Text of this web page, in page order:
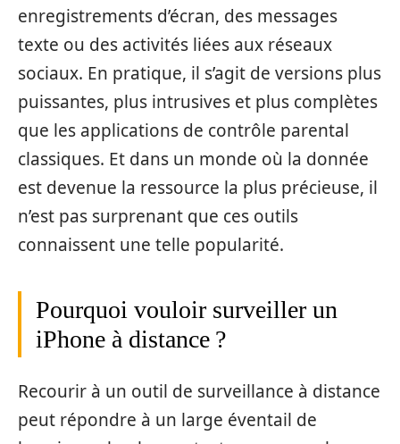
enregistrements d’écran, des messages
texte ou des activités liées aux réseaux
sociaux. En pratique, il s’agit de versions plus
puissantes, plus intrusives et plus complètes
que les applications de contrôle parental
classiques. Et dans un monde où la donnée
est devenue la ressource la plus précieuse, il
n’est pas surprenant que ces outils
connaissent une telle popularité.
Pourquoi vouloir surveiller un
iPhone à distance ?
Recourir à un outil de surveillance à distance
peut répondre à un large éventail de